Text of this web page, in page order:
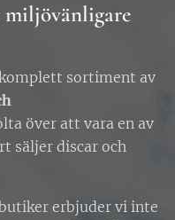
sortiment av
över att vara en av
säljer discar och
erbjuder vi inte